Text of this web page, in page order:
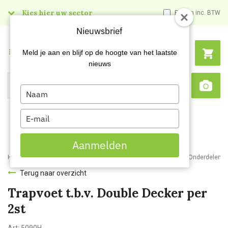
Kies hier uw sector Prijzen inc. BTW
Search
Menu
Home Webshop Schoonmaakartikelen Ladders en trappen Onderdelen
Terug naar overzicht
Trapvoet t.b.v. Double Decker per
2st
Nieuwsbrief
Meld je aan en blijf op de hoogte van het laatste
nieuws
Type
your
name
Type
your
email
Aanmelden